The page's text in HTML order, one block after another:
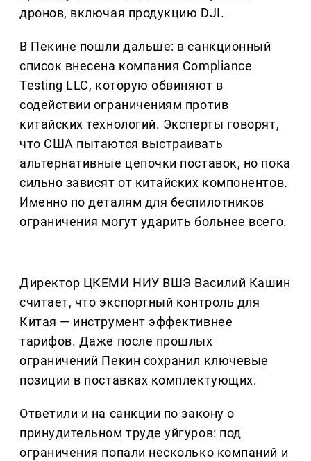
дронов, включая продукцию DJI.
В Пекине пошли дальше: в санкционный
список внесена компания Compliance
Testing LLC, которую обвиняют в
содействии ограничениям против
китайских технологий. Эксперты говорят,
что США пытаются выстраивать
альтернативные цепочки поставок, но пока
сильно зависят от китайских компонентов.
Именно по деталям для беспилотников
ограничения могут ударить больнее всего.
Директор ЦКЕМИ НИУ ВШЭ Василий Кашин
считает, что экспортный контроль для
Китая — инструмент эффективнее
тарифов. Даже после прошлых
ограничений Пекин сохранил ключевые
позиции в поставках комплектующих.
Ответили и на санкции по закону о
принудительном труде уйгуров: под
ограничения попали несколько компаний и